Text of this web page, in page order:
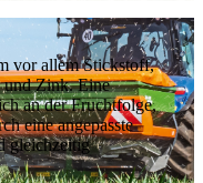
vor allem Stickstoff,
und Zink. Eine
an der Fruchtfolge,
eine angepasste
gleichzeitig